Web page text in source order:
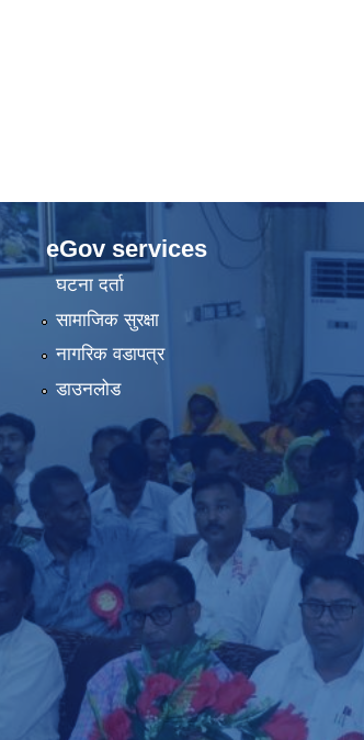
eGov services
घटना दर्ता
सामाजिक सुरक्षा
नागरिक वडापत्र
डाउनलोड